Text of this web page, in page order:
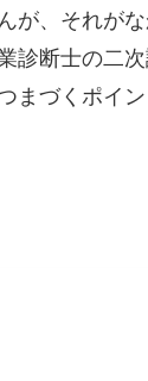
が、それが
診断士の二
まづくポイ